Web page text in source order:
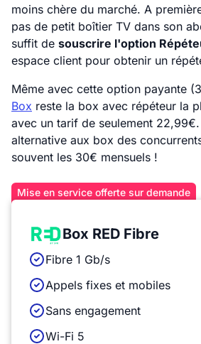
moins chère du marché. A
pas de petit boîtier TV dans son
suffit de souscrire l'option
espace client pour obtenir un
Même avec cette option payante
Box reste la box avec répéteur la
avec un tarif de seulement
alternative aux box des
souvent les 30€ mensuels !
Mise en service offerte sur demande
Box RED Fibre
Fibre 1 Gb/s
Appels fixes et mobiles
Sans engagement
Wi-Fi 5